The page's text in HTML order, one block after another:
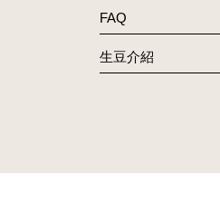
FAQ
生豆介紹